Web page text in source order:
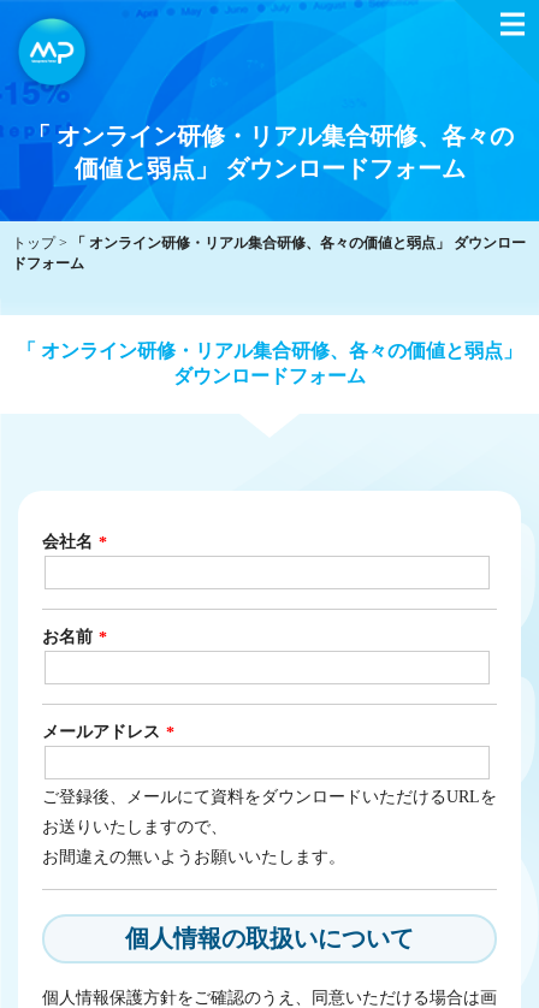
「 オンライン研修・リアル集合研修、各々の
価値と弱点」 ダウンロードフォーム
トップ >
「 オンライン研修・リアル集合研修、各々の価値と弱点」 ダウンロー
ドフォーム
「 オンライン研修・リアル集合研修、各々の価値と弱点」
ダウンロードフォーム
会社名
お名前
メールアドレス
ご登録後、メールにて資料をダウンロードいただけるURLを
お送りいたしますので、
お間違えの無いようお願いいたします。
個人情報の取扱いについて
個人情報保護方針をご確認のうえ、同意いただける場合は画